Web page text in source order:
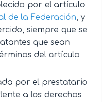
por el artículo
de la Federación, y
siempre que se
que sean
del artículo
por el prestatario
a los derechos